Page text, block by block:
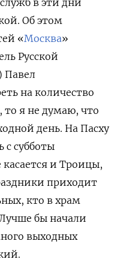
Об этом
«Москва»
Русской
Павел
на количество
я не думаю, что
день. На Пасху
с субботы
касается и Троицы,
приходит
кто в храм
Лучше бы начали
выходных